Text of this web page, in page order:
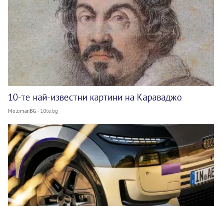
10-те най-известни картини на Караваджо
MelomanBG - 10te.bg